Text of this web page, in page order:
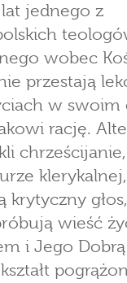
jednego z
wobec
przestają
w swoim
rację.
krytyczny
wieść
i Jego